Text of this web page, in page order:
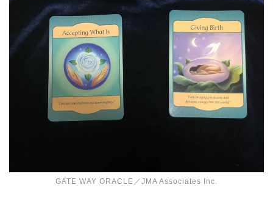
GATE WAY ORACLE／JMA Associates Inc.